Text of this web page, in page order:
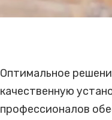
Оптимальное
качественную
профессионалов